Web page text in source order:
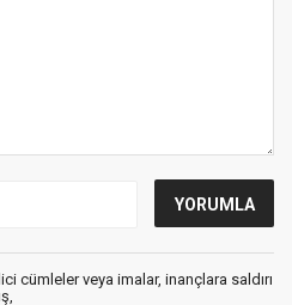
cümleler veya imalar, inançlara saldırı